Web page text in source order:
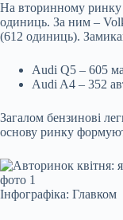
На вторинному ринку
одиниць. За ним –
(612 одиниць).
Audi Q5 – 605
Audi A4 – 352
Загалом бензинові
основу ринку
Інфографіка: Главком